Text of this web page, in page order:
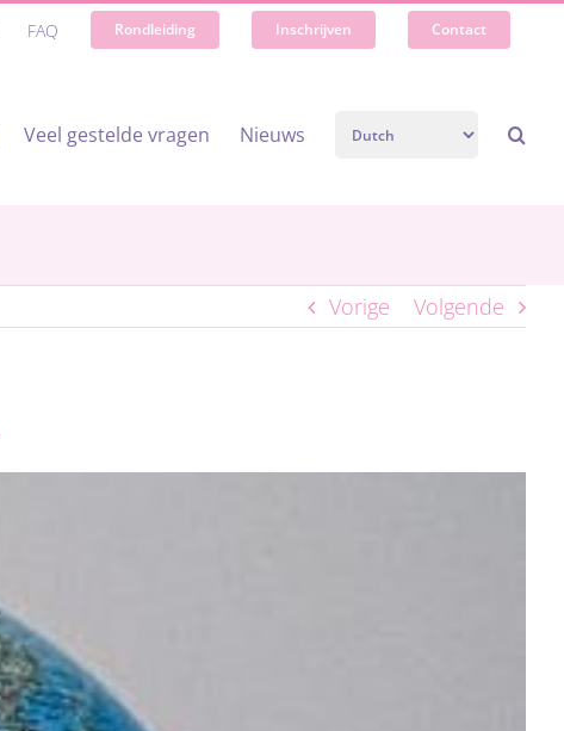
FAQ Rondleiding Inschrijven Contact
Veel gestelde vragen Nieuws
Vorige Volgende